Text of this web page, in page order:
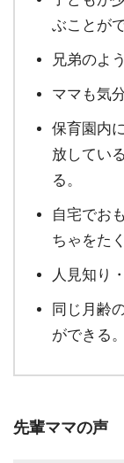
ぶことが
兄弟のよ
ママも気
保育園内
放してい
る。
自宅でお
ちゃをた
人見知り
同じ月齢
ができる。
先輩ママの声